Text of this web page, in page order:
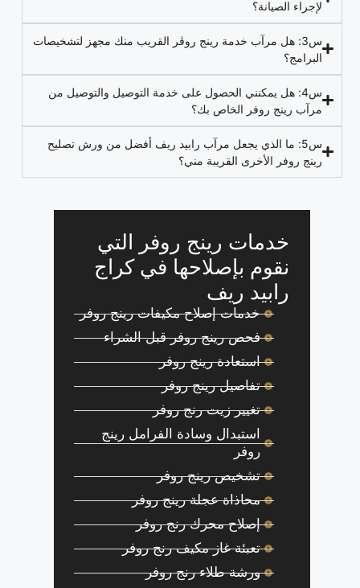
لإجراء الصيانة؟
س3: هل مرآب خدمة رينج روڤر القريب منك مجهز لتشخيصات
البرامج؟
س4: هل يمكنني الحصول على خدمة التوصيل والتوصيل من
مرآب رينج روفر الخاص بك؟
س5: ما الذي يجعل مرآب رابيد ريف أفضل من ورش تصليح
رينج روفر الأخرى القريبة مني؟
خدمات رينج روفر التي
نقوم بإصلاحها في كراج
رابيد ريف
خدمات إصلاح مكيفات رينج روفر
فحص رينج روفر قبل الشراء
استعادة رينج روفر
تفاصيل رينج روفر
تغيير زيت رنج روفر
استبدال وسادة الفرامل رينج
روفر
تشخيص رينج روفر
محاذاة عجلة رينج روفر
إصلاح محرك رنج روفر
تعبئة غاز مكيف رنج روفر
ورشة طلاء رنج روفر